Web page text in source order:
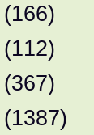
(166)
(112)
(367)
(1387)